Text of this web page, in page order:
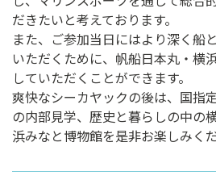
だきたいと考えております。
また、ご参加当日にはより深く船
いただくために、帆船日本丸・横
していただくことができます。
爽快なシーカヤックの後は、国指
の内部見学、歴史と暮らしの中の
浜みなと博物館を是非お楽しみくだ